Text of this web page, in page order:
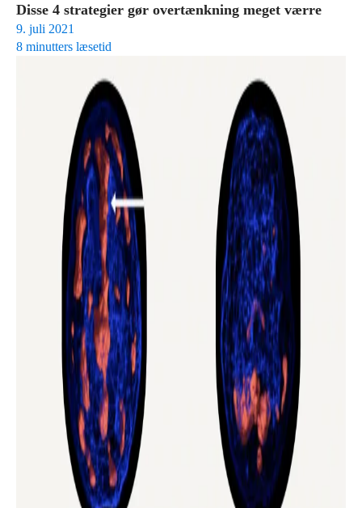
Disse 4 strategier gør overtænkning meget værre
9. juli 2021
8 minutters læsetid